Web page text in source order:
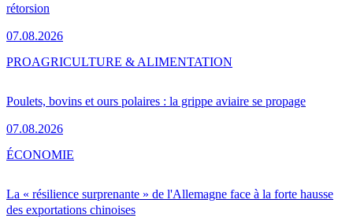
rétorsion
07.08.2026
Poulets, bovins et ours polaires : la grippe aviaire se propage
07.08.2026
PROAGRICULTURE & ALIMENTATION
La « résilience surprenante » de l'Allemagne face à la forte hausse
des exportations chinoises
ÉCONOMIE